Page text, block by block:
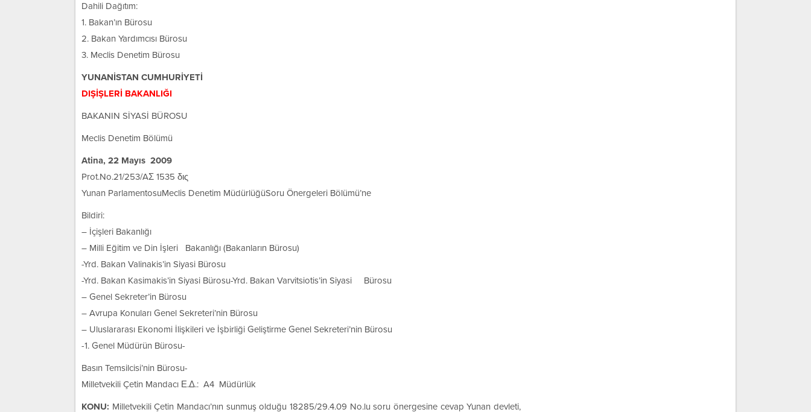
Dahili Dağıtım:
1. Bakan’ın Bürosu
2. Bakan Yardımcısı Bürosu
3. Meclis Denetim Bürosu
YUNANİSTAN CUMHURİYETİ
DIŞİŞLERİ BAKANLIĞI
BAKANIN SİYASİ BÜROSU
Meclis Denetim Bölümü
Atina, 22 Mayıs 2009
Prot.No.21/253/AΣ 1535 δις
Yunan ParlamentosuMeclis Denetim MüdürlüğüSoru Önergeleri Bölümü’ne
Bildiri:
– İçişleri Bakanlığı
– Milli Eğitim ve Din İşleri Bakanlığı (Bakanların Bürosu)
-Yrd. Bakan Valinakis’in Siyasi Bürosu
-Yrd. Bakan Kasimakis’in Siyasi Bürosu-Yrd. Bakan Varvitsiotis’in Siyasi Bürosu
– Genel Sekreter’in Bürosu
– Avrupa Konuları Genel Sekreteri’nin Bürosu
– Uluslararası Ekonomi İlişkileri ve İşbirliği Geliştirme Genel Sekreteri’nin Bürosu
-1. Genel Müdürün Bürosu-
Basın Temsilcisi’nin Bürosu-
Milletvekili Çetin Mandacı Ε.Δ.: A4 Müdürlük
KONU: Milletvekili Çetin Mandacı’nın sunmuş olduğu 18285/29.4.09 No.lu soru önergesine cevap Yunan devleti,